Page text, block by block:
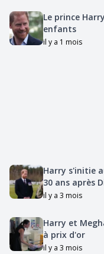
Le prince
enfants
il y a 1 mois
Harry s'initie
30 ans après
il y a 3 mois
Harry et
à prix d'or
il y a 3 mois